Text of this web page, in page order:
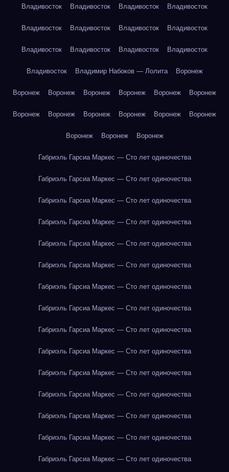
Владивосток Владивосток Владивосток Владивосток
Владивосток Владивосток Владивосток Владивосток
Владивосток Владивосток Владивосток Владивосток
Владивосток Владимир Набоков — Лолита Воронеж
Воронеж Воронеж Воронеж Воронеж Воронеж Воронеж
Воронеж Воронеж Воронеж Воронеж Воронеж Воронеж
Воронеж Воронеж Воронеж
Габриэль Гарсиа Маркес — Сто лет одиночества
Габриэль Гарсиа Маркес — Сто лет одиночества
Габриэль Гарсиа Маркес — Сто лет одиночества
Габриэль Гарсиа Маркес — Сто лет одиночества
Габриэль Гарсиа Маркес — Сто лет одиночества
Габриэль Гарсиа Маркес — Сто лет одиночества
Габриэль Гарсиа Маркес — Сто лет одиночества
Габриэль Гарсиа Маркес — Сто лет одиночества
Габриэль Гарсиа Маркес — Сто лет одиночества
Габриэль Гарсиа Маркес — Сто лет одиночества
Габриэль Гарсиа Маркес — Сто лет одиночества
Габриэль Гарсиа Маркес — Сто лет одиночества
Габриэль Гарсиа Маркес — Сто лет одиночества
Габриэль Гарсиа Маркес — Сто лет одиночества
Габриэль Гарсиа Маркес — Сто лет одиночества